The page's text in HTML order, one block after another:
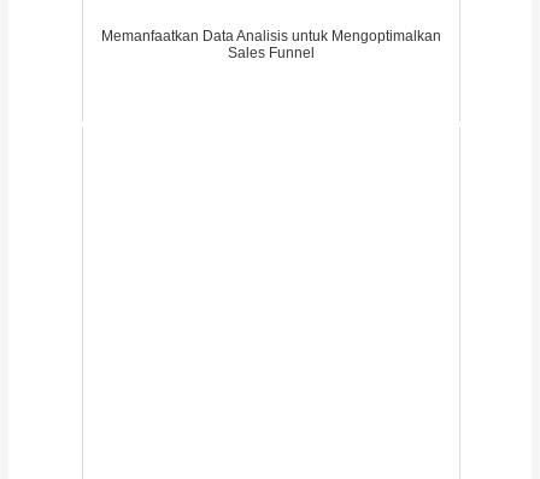
Memanfaatkan Data Analisis untuk Mengoptimalkan
Sales Funnel